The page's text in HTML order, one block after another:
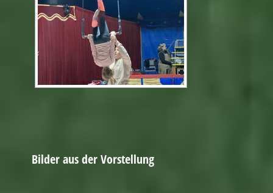
Bilder aus der Vorstellung